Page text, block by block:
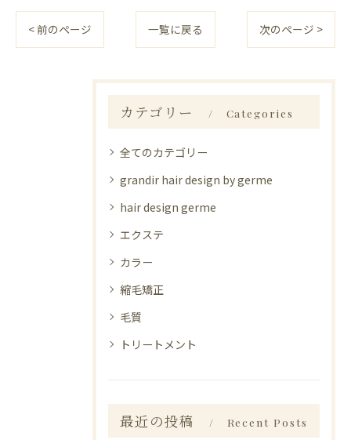
< 前のページ 一覧に戻る 次のページ >
カテゴリー Categories
全てのカテゴリー
grandir hair design by germe
hair design germe
エクステ
カラー
縮毛矯正
毛質
トリートメント
最近の投稿 Recent Posts